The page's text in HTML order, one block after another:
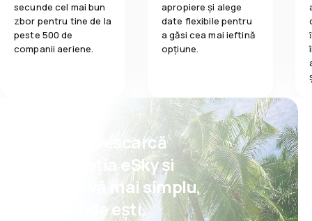
secunde cel mai bun
zbor pentru tine de la
peste 500 de
companii aeriene.
apropiere și alege
date flexibile pentru
a găsi cea mai ieftină
opțiune.
Psst! Descarcă
aplicația eSky și
rezervă mai simplu,
oriunde ești.